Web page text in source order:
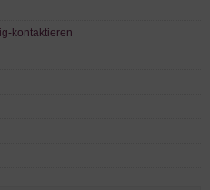
kontaktieren